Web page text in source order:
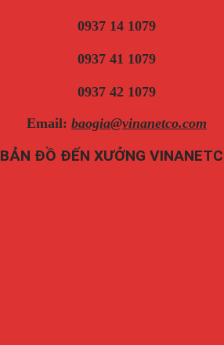
0937 14 1079
0937 41 1079
0937 42 1079
Email: baogia@vinanetco.com
BẢN ĐỒ ĐẾN XƯỞNG